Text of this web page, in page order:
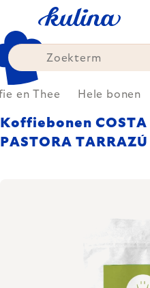
content
en Thee Hele bonen
Koffiebonen COSTA
PASTORA